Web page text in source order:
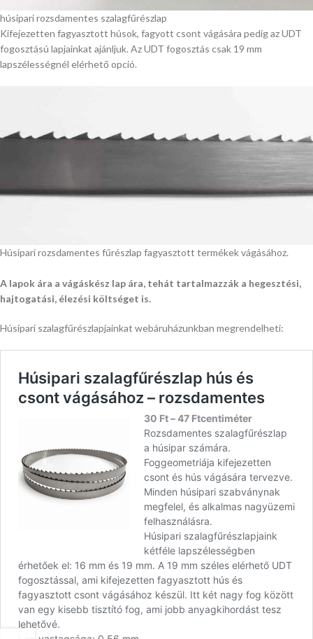
húsipari rozsdamentes szalagfűrészlap
Kifejezetten fagyasztott húsok, fagyott csont vágására pedig az UDT
fogosztású lapjainkat ajánljuk. Az UDT fogosztás csak 19 mm
lapszélességnél elérhető opció.
Húsipari rozsdamentes fűrészlap fagyasztott termékek vágásához.
A lapok ára a vágáskész lap ára, tehát tartalmazzák a hegesztési,
hajtogatási, élezési költséget is.
Húsipari szalagfűrészlapjainkat webáruházunkban megrendelheti: